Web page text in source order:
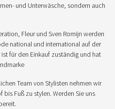
und Unterwäsche, sondern auch
Fleur und Sven Romijn werden
national und international auf der
für den Einkauf zuständig und hat
Team von Stylisten nehmen wir
bis Fuß zu stylen. Werden Sie uns